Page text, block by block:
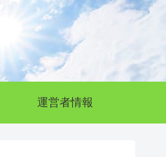
運営者情報